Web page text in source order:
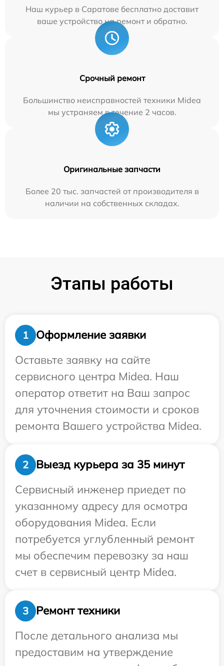
Наш курьер в Саратове бесплатно доставит
ваше устройство на ремонт и обратно.
Срочный ремонт
Большинство неисправностей техники Midea
мы устраняем в течение 2 часов.
Оригинальные запчасти
Более 20 тыс. запчастей от производителя в
наличии на собственных складах.
Этапы работы
1
Оформление заявки
Оставьте заявку на сайте
сервисного центра Midea. Наш
оператор ответит на Ваш запрос
для уточнения стоимости и сроков
ремонта Вашего устройства Midea.
2
Выезд курьера за 35 минут
Сервисный инженер приедет по
указанному адресу для осмотра
оборудования Midea. Если
потребуется углубленный ремонт
мы обеспечим перевозку за наш
счет в сервисный центр Midea.
3
Ремонт техники
После детального анализа мы
предоставим на утверждение